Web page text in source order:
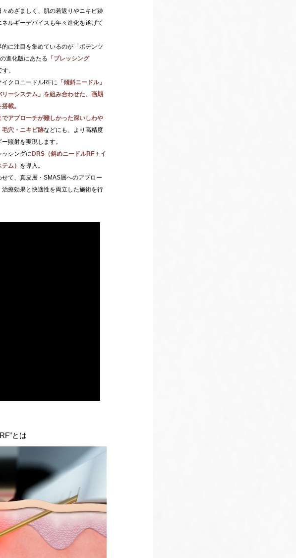
めざましく、肌の若返りやニキビ跡
ルギーデバイスも年々進化を遂げて
に注目を集めているのが「ポテンツ
進化版にあたる 「ブレッシング
す。
クロニードルRFに 「傾斜ニードル」
リーシステム」を組み合わせた、画期
載。
でアプローチが難しかった深いしわや
毛穴・ニキビ跡などにも、より高精度
照射を実現します。
ッシングにDRS（斜めニードルRF＋イ
ム） を導入。
て、真皮層・SMAS層へのアプロー
療効果と快適性を両立した施術を行
とは